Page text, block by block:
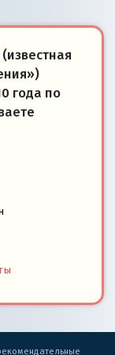
года по